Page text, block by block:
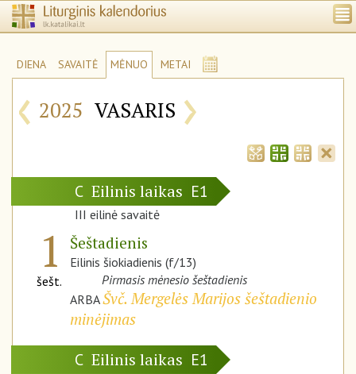
DIENA SAVAITĖ MĖNUO METAI
‹ 2025 VASARIS ›
C Eilinis laikas E1
III eilinė savaitė
1
šešt.
Šeštadienis
Eilinis šiokiadienis (f/13)
Pirmasis mėnesio šeštadienis
ARBAŠvč. Mergelės Marijos šeštadienio
minėjimas
C Eilinis laikas E1